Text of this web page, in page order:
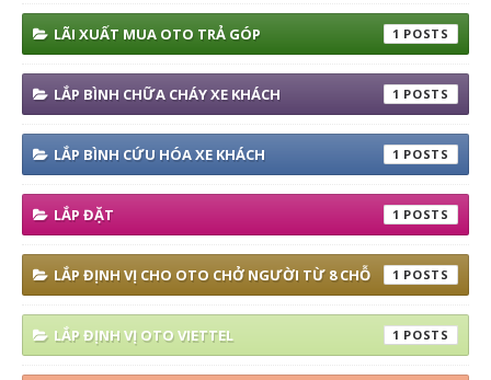
LÃI XUẤT MUA OTO TRẢ GÓP 1
LẮP BÌNH CHỮA CHÁY XE KHÁCH 1
LẮP BÌNH CỨU HÓA XE KHÁCH 1
LẮP ĐẶT 1
LẮP ĐỊNH VỊ CHO OTO CHỞ NGƯỜI TỪ 8 CHỖ 1
LẮP ĐỊNH VỊ OTO VIETTEL 1